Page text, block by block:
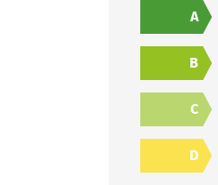
A
B
C
D